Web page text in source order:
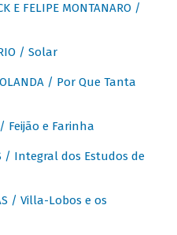
E FELIPE MONTANARO /
/ Solar
/ Por Que Tanta
/ Feijão e Farinha
/ Integral dos Estudos de
/ Villa-Lobos e os